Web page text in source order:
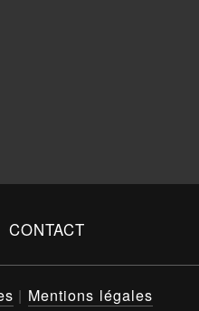
CONTACT
| Mentions légales